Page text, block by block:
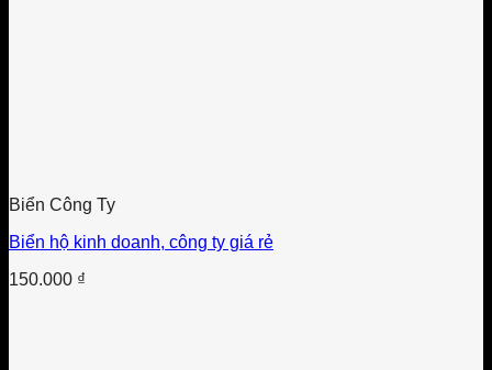
Biển Công Ty
Biển hộ kinh doanh, công ty giá rẻ
150.000 ₫